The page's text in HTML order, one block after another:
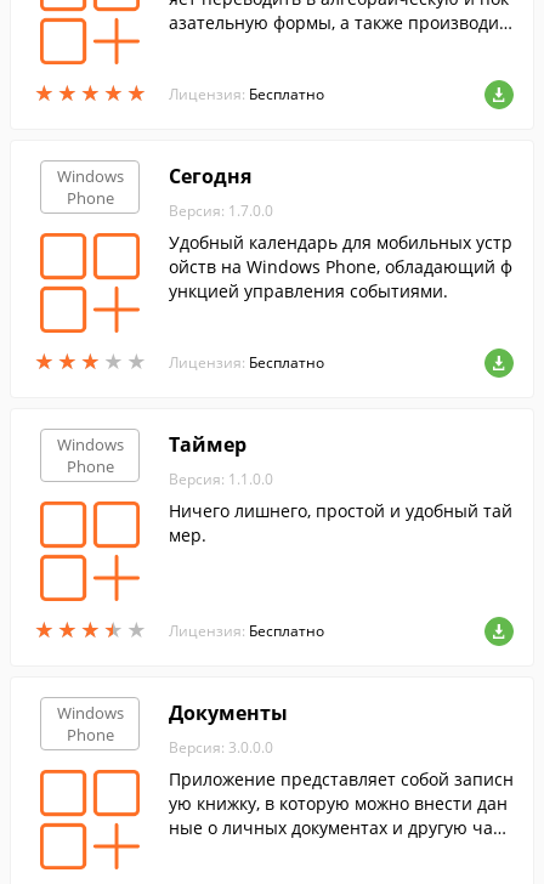
★ ★ ★ ★ ★
★ ★ ★ ★ ★
азательную формы, а также производит
Лицензия: Бесплатно
Windows
Phone
★ ★ ★ ★ ★
★ ★ ★ ★ ★
Сегодня
Версия: 1.7.0.0
Удобный календарь для мобильных устр
ойств на Windows Phone, обладающий ф
ункцией управления событиями.
Лицензия: Бесплатно
Windows
Phone
★ ★ ★ ★ ★
★ ★ ★ ★ ★
Таймер
Версия: 1.1.0.0
Ничего лишнего, простой и удобный тай
мер.
Лицензия: Бесплатно
Windows
Phone
Документы
Версия: 3.0.0.0
Приложение представляет собой записн
ую книжку, в которую можно внести дан
ные о личных документах и другую част